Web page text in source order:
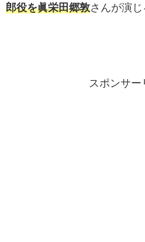
郎役を眞栄田郷敦さんが演じ
スポンサー